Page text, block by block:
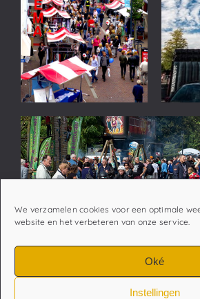
We verzamelen cookies voor een optimale
website en het verbeteren van onze service.
Oké
Instellingen